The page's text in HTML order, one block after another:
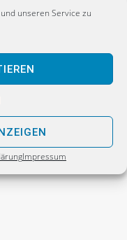
unseren Service zu
Impressum